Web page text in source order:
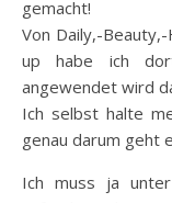
gemacht!
Von Daily,-
up habe ich
angewendet wird
Ich selbst halte
genau darum geht
Ich muss ja